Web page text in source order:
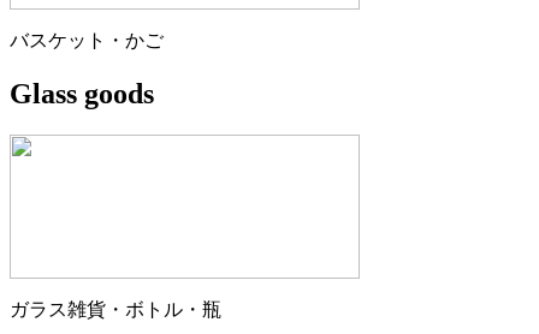
バスケット・かご
Glass goods
ガラス雑貨・ボトル・瓶